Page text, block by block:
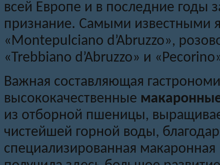
всей Европе и в последние годы
признание. Самыми известными
«Montepulciano d’Abruzzo»,
«Trebbiano d’Abruzzo» и
Важная составляющая
высококачественные
из отборной пшеницы,
чистейшей горной воды,
специализированная